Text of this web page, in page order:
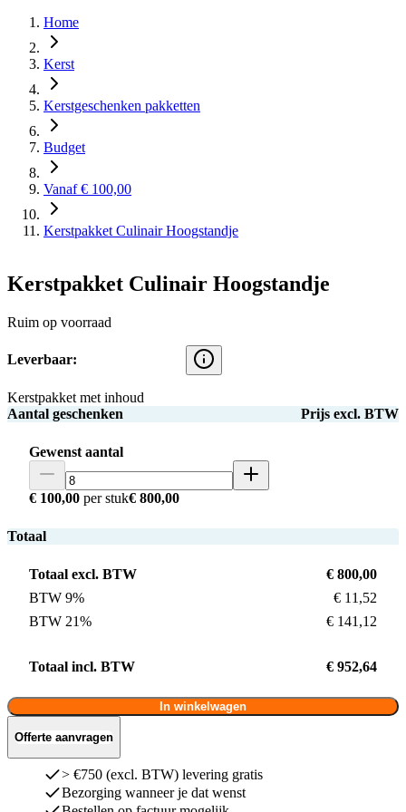
Home
Kerst
Kerstgeschenken pakketten
Budget
Vanaf € 100,00
Kerstpakket Culinair Hoogstandje
Kerstpakket Culinair Hoogstandje
Ruim op voorraad
Leverbaar:
Kerstpakket met inhoud
Aantal geschenken
Prijs excl. BTW
Gewenst aantal
€ 100,00 per stuk€ 800,00
Totaal
Totaal excl. BTW
€ 800,00
BTW 9%
€ 11,52
BTW 21%
€ 141,12
Totaal incl. BTW € 952,64
In winkelwagen
Offerte aanvragen
> €750 (excl. BTW) levering gratis
Bezorging wanneer je dat wenst